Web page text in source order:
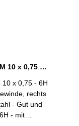
Gewinde-Grenzlehrdorn M 10 x 0,75 - 6H DIN 13
x 0,75 - 6H
rechts
- Gut und
- mit